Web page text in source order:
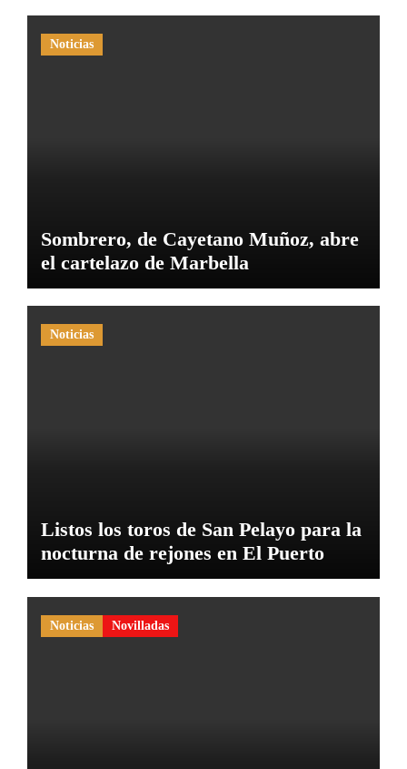
Noticias
Sombrero, de Cayetano Muñoz, abre
el cartelazo de Marbella
Noticias
Listos los toros de San Pelayo para la
nocturna de rejones en El Puerto
Noticias Novilladas